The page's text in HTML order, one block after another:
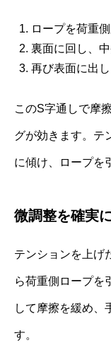
ロープを荷重
裏面に回し、
再び表面に出
このS字通しで摩
グが効きます。テ
に傾け、ロープを
微調整を確実
テンションを上げ
ら荷重側ロープを
して摩擦を緩め、
す。